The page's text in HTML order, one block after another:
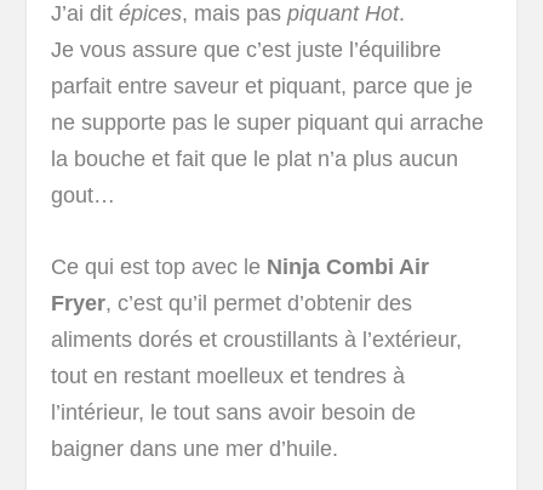
J’ai ditépices, mais paspiquant Hot.
Je vous assure que c’est juste l’équilibre
parfait entre saveur et piquant, parce que je
ne supporte pas le super piquant qui arrache
la bouche et fait que le plat n’a plus aucun
gout…
Ce qui est top avec le Ninja Combi Air
Fryer, c’est qu’il permet d’obtenir des
aliments dorés et croustillants à l’extérieur,
tout en restant moelleux et tendres à
l’intérieur, le tout sans avoir besoin de
baigner dans une mer d’huile.